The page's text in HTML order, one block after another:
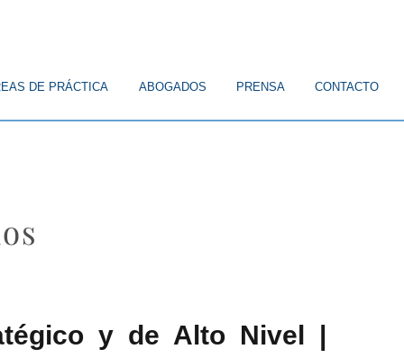
DE PRÁCTICA ABOGADOS PRENSA CONTACTO
y de Alto Nivel |